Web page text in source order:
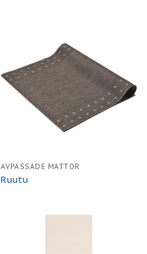
AVPASSADE MATTOR
Ruutu